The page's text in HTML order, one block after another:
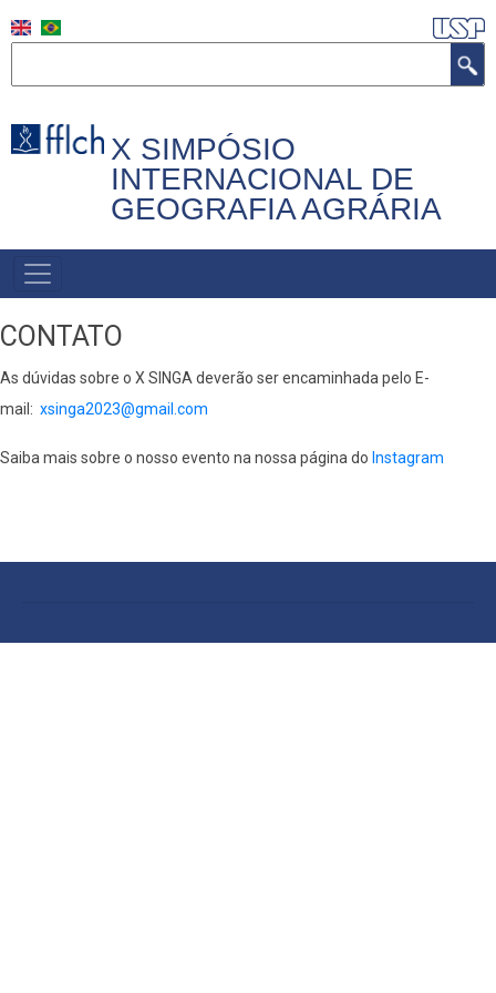
para
principal
X SIMPÓSIO
INTERNACIONAL DE
GEOGRAFIA AGRÁRIA
NAVEGAÇÃO
PRINCIPAL
CONTATO
As dúvidas sobre o X SINGA deverão ser encaminhada pelo E-
mail: xsinga2023@gmail.com
Saiba mais sobre o nosso evento na nossa página do Instagram